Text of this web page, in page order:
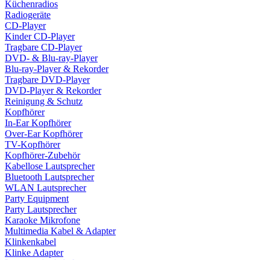
Küchenradios
Radiogeräte
CD-Player
Kinder CD-Player
Tragbare CD-Player
DVD- & Blu-ray-Player
Blu-ray-Player & Rekorder
Tragbare DVD-Player
DVD-Player & Rekorder
Reinigung & Schutz
Kopfhörer
In-Ear Kopfhörer
Over-Ear Kopfhörer
TV-Kopfhörer
Kopfhörer-Zubehör
Kabellose Lautsprecher
Bluetooth Lautsprecher
WLAN Lautsprecher
Party Equipment
Party Lautsprecher
Karaoke Mikrofone
Multimedia Kabel & Adapter
Klinkenkabel
Klinke Adapter